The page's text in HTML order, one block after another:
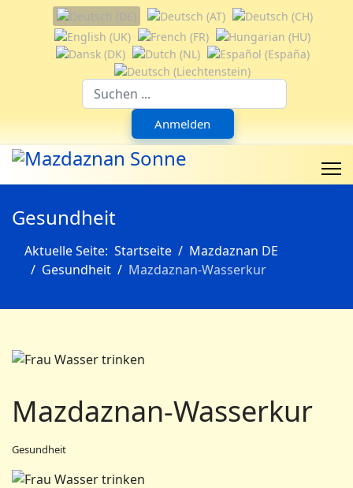
Sprache auswählen
Anmelden
Gesundheit
Aktuelle Seite: Startseite
Mazdaznan DE
Gesundheit
Mazdaznan-Wasserkur
Mazdaznan-Wasserkur
Gesundheit